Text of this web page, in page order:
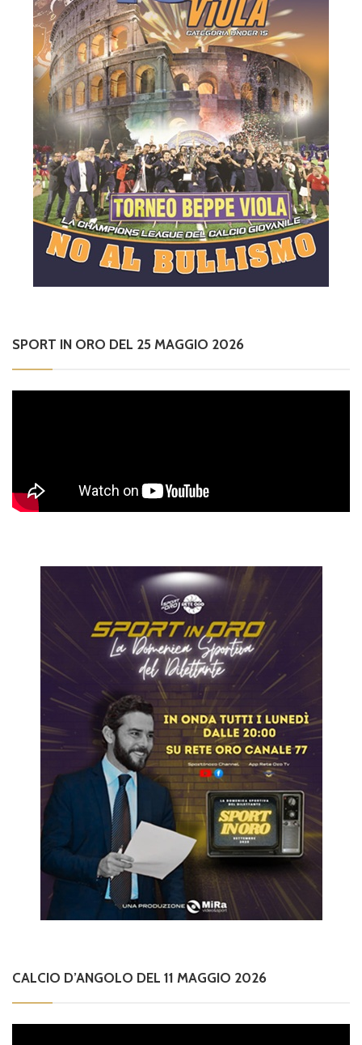
SPORT IN ORO DEL 25 MAGGIO 2026
CALCIO D’ANGOLO DEL 11 MAGGIO 2026